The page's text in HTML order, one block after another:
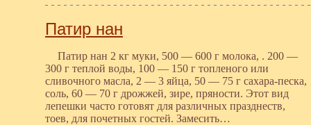
Патир нан
Патир нан 2 кг муки, 500 — 600 г молока, . 200 —
300 г теплой воды, 100 — 150 г топленого или
сливочного масла, 2 — 3 яйца, 50 — 75 г сахара-песка,
соль, 60 — 70 г дрожжей, зире, пряности. Этот вид
лепешки часто готовят для различных празднеств,
тоев, для почетных гостей. Замесить…